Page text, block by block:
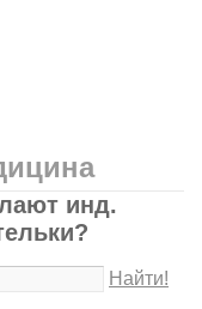
инд.
Найти!